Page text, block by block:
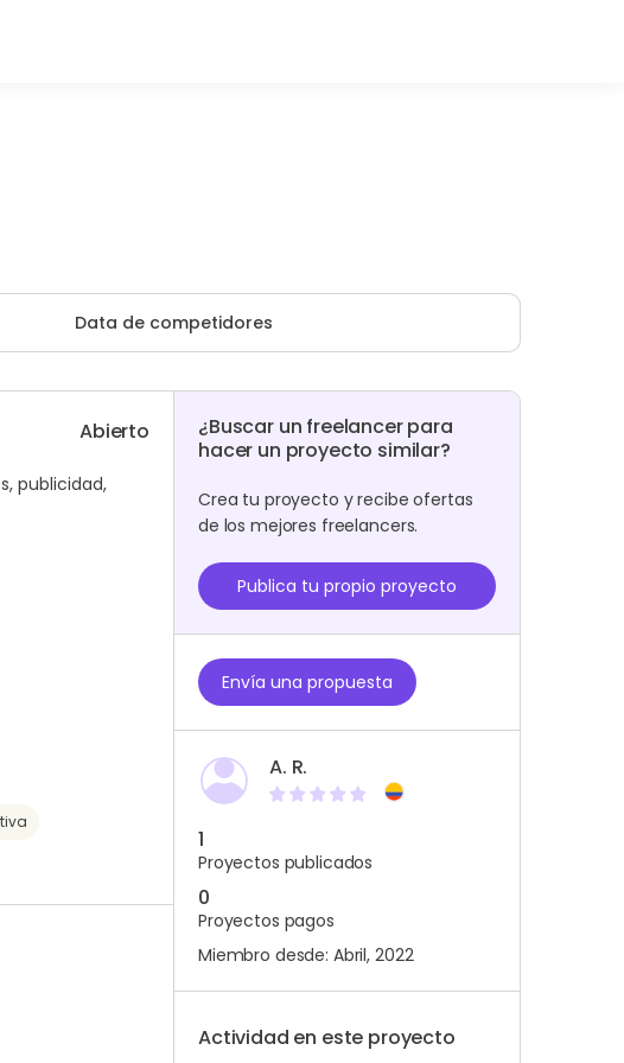
Data de competidores
Abierto
publicidad,
¿Buscar un freelancer para
hacer un proyecto similar?
Crea tu proyecto y recibe ofertas
de los mejores freelancers.
Publica tu propio proyecto
Envía una propuesta
A. R.
1
Proyectos publicados
0
Proyectos pagos
Miembro desde: Abril, 2022
Actividad en este proyecto